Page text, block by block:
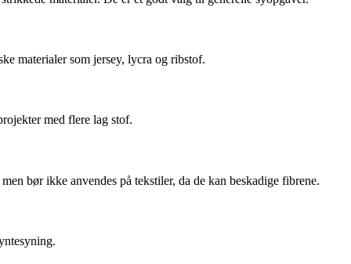
materialer som jersey, lycra og ribstof.
med flere lag stof.
bør ikke anvendes på tekstiler, da de kan beskadige fibrene.